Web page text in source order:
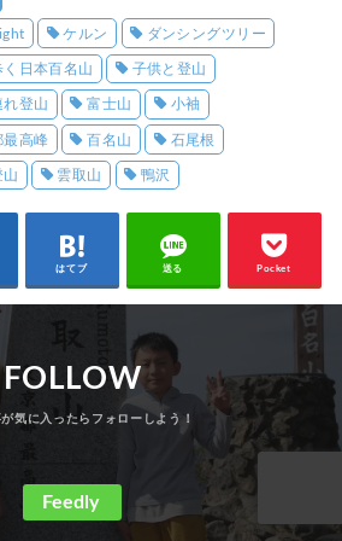
ケルン ダンシングツリー
日本百名山 子供と登山
れ登山 富士山 小袖
最高峰 百名山 石尾根
山 雲取山 鴨沢
はてブ 送る Pocket
FOLLOW
Feedly